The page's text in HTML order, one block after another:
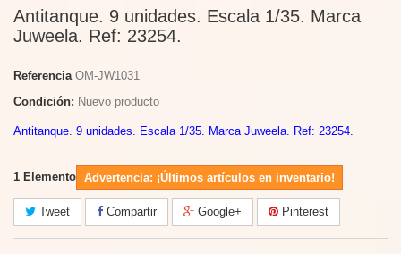
Antitanque. 9 unidades. Escala 1/35. Marca
Juweela. Ref: 23254.
Referencia OM-JW1031
Condición: Nuevo producto
Antitanque. 9 unidades. Escala 1/35. Marca Juweela. Ref: 23254.
1 Elemento Advertencia: ¡Últimos artículos en inventario!
Tweet Compartir Google+ Pinterest